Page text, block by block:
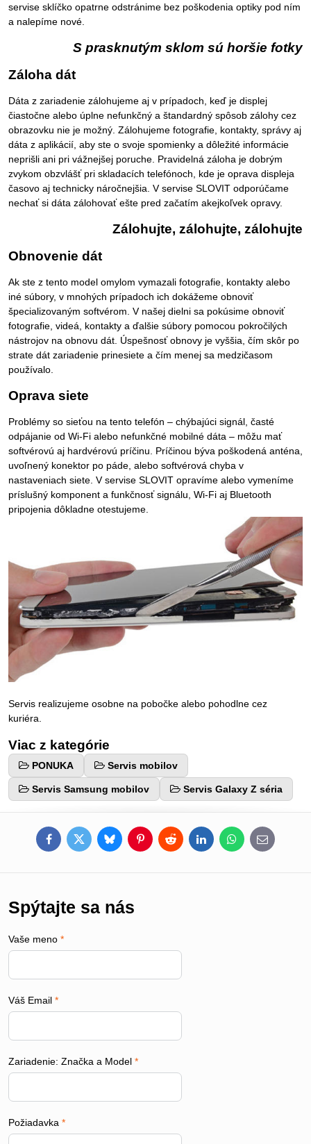
servise sklíčko opatrne odstránime bez poškodenia optiky pod ním
a nalepíme nové.
S prasknutým sklom sú horšie fotky
Záloha dát
Dáta z zariadenie zálohujeme aj v prípadoch, keď je displej
čiastočne alebo úplne nefunkčný a štandardný spôsob zálohy cez
obrazovku nie je možný. Zálohujeme fotografie, kontakty, správy aj
dáta z aplikácií, aby ste o svoje spomienky a dôležité informácie
neprišli ani pri vážnejšej poruche. Pravidelná záloha je dobrým
zvykom obzvlášť pri skladacích telefónoch, kde je oprava displeja
časovo aj technicky náročnejšia. V servise SLOVIT odporúčame
nechať si dáta zálohovať ešte pred začatím akejkoľvek opravy.
Zálohujte, zálohujte, zálohujte
Obnovenie dát
Ak ste z tento model omylom vymazali fotografie, kontakty alebo
iné súbory, v mnohých prípadoch ich dokážeme obnoviť
špecializovaným softvérom. V našej dielni sa pokúsime obnoviť
fotografie, videá, kontakty a ďalšie súbory pomocou pokročilých
nástrojov na obnovu dát. Úspešnosť obnovy je vyššia, čím skôr po
strate dát zariadenie prinesiete a čím menej sa medzičasom
používalo.
Oprava siete
Problémy so sieťou na tento telefón – chýbajúci signál, časté
odpájanie od Wi-Fi alebo nefunkčné mobilné dáta – môžu mať
softvérovú aj hardvérovú príčinu. Príčinou býva poškodená anténa,
uvoľnený konektor po páde, alebo softvérová chyba v
nastaveniach siete. V servise SLOVIT opravíme alebo vymeníme
príslušný komponent a funkčnosť signálu, Wi-Fi aj Bluetooth
pripojenia dôkladne otestujeme.
Servis realizujeme osobne na pobočke alebo pohodlne cez
kuriéra.
Viac z kategórie
PONUKA Servis mobilov
Servis Samsung mobilov Servis Galaxy Z séria
FacebookTwitterBlueskyPinterestRedditLinkedInWhatsApp
E-
mail
Spýtajte sa nás
Vaše meno *
Váš Email *
Zariadenie: Značka a Model *
Požiadavka *